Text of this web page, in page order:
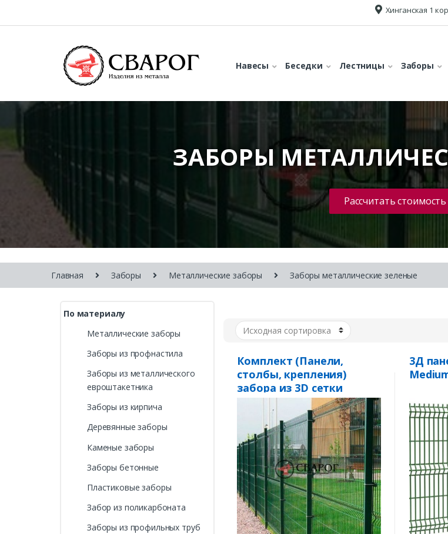
Хинганская 1
Навесы Беседки Лестницы Заборы
ЗАБОРЫ
Рассчитать стоимость
Главная Заборы Металлические заборы Заборы металлические зеленые
Комплект (Панели,
столбы, крепления)
забора из 3D сетки
«Medium» 4 мм. пруток
3Д
По материалу
Металлические заборы
Заборы из профнастила
Заборы из металлического
евроштакетника
Заборы из кирпича
Деревянные заборы
Каменые заборы
Заборы бетонные
Пластиковые заборы
Забор из поликарбоната
Заборы из профильных труб